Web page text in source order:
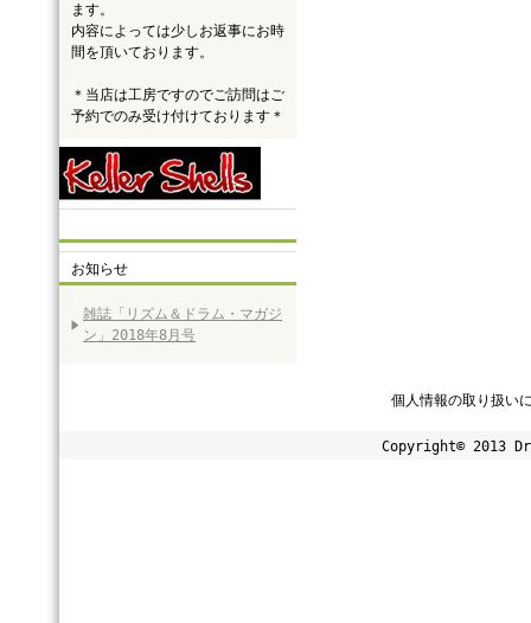
ます。
内容によっては少しお返事にお時
間を頂いております。
＊当店は工房ですのでご訪問はご
予約でのみ受け付けております＊
お知らせ
雑誌「リズム＆ドラム・マガジ
ン」2018年8月号
個人情報の取り扱い
Copyright© 2013